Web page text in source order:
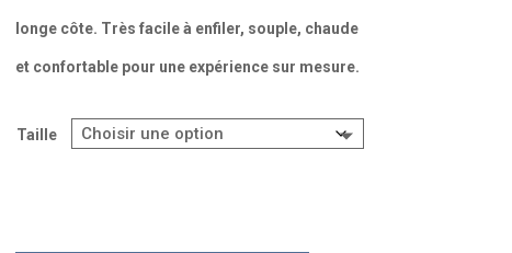
longe côte. Très facile à enfiler, souple, chaude
et confortable pour une expérience sur mesure.
Taille